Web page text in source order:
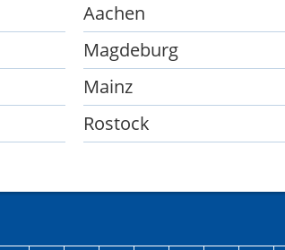
Aachen
Magdeburg
Mainz
Rostock